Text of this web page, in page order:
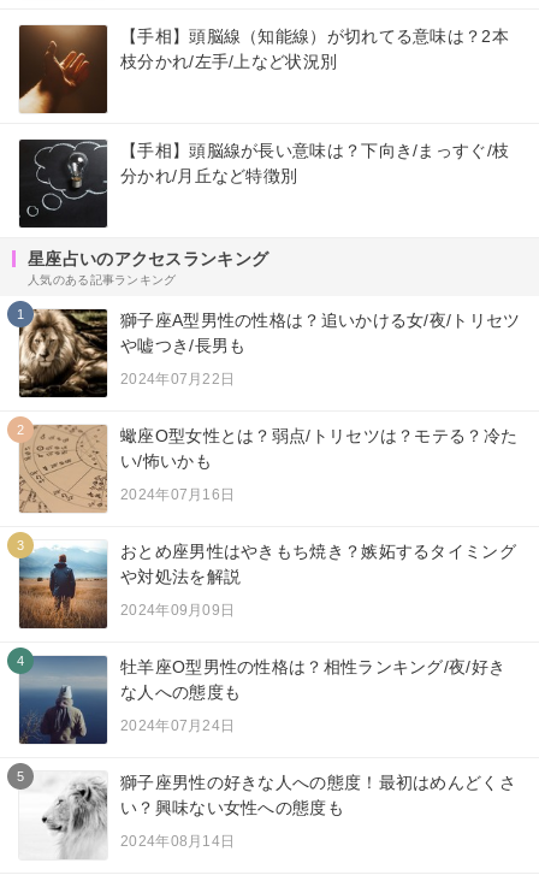
【手相】頭脳線（知能線）が切れてる意味は？2本
枝分かれ/左手/上など状況別
【手相】頭脳線が長い意味は？下向き/まっすぐ/枝
分かれ/月丘など特徴別
星座占いのアクセスランキング
人気のある記事ランキング
1
獅子座A型男性の性格は？追いかける女/夜/トリセツ
や嘘つき/長男も
2024年07月22日
2
蠍座O型女性とは？弱点/トリセツは？モテる？冷た
い/怖いかも
2024年07月16日
3
おとめ座男性はやきもち焼き？嫉妬するタイミング
や対処法を解説
2024年09月09日
4
牡羊座O型男性の性格は？相性ランキング/夜/好き
な人への態度も
2024年07月24日
5
獅子座男性の好きな人への態度！最初はめんどくさ
い？興味ない女性への態度も
2024年08月14日